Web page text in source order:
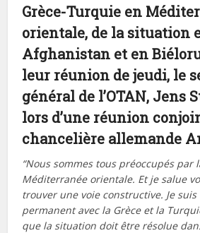
Grèce-Turquie en
orientale, de la situation
Afghanistan et en
leur réunion de jeudi, le
général de l’OTAN, Jens
lors d’une réunion
chancelière allemande
“Nous sommes tous préoccupés par
Méditerranée orientale. Et je salue
trouver une voie constructive. Je
permanent avec la Grèce et la
que la situation doit être résolue